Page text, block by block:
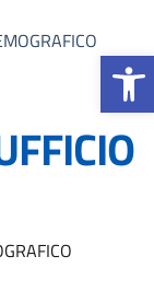
Apri la